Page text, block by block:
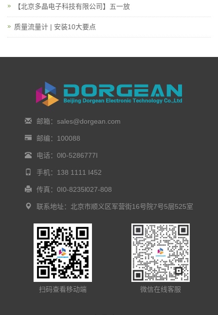
【北京多晶电子科技有限公司】五一放
质量流量计 | 安装10大要点
邮箱：sales@dorgean.com
邮编：100088
电话：0l0-5286777I
手机：138 1111 I452
传真：0I0-8235l027-808
联系地址：北京市顺义区军营街16号院7号5层525室
扫码查看移动端 微信在线客服